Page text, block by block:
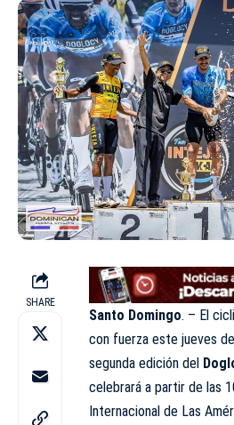
SHARE
Santo Domingo. – El
con fuerza este jueves
segunda edición del
celebrará a partir de las
Internacional de Las